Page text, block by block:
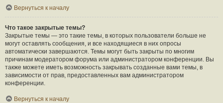
Вернуться к началу
Что такое закрытые темы?
Закрытые темы — это такие темы, в которых пользователи больше не
могут оставлять сообщения, и все находящиеся в них опросы
автоматически завершаются. Темы могут быть закрыты по многим
причинам модератором форума или администратором конференции. Вы
также можете иметь возможность закрывать созданные вами темы, в
зависимости от прав, предоставленных вам администратором
конференции.
Вернуться к началу